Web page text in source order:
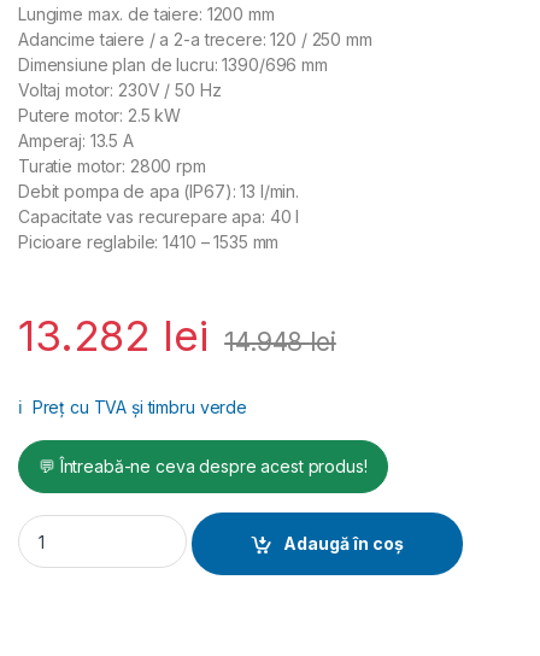
Lungime max. de taiere: 1200 mm
Adancime taiere / a 2-a trecere: 120 / 250 mm
Dimensiune plan de lucru: 1390/696 mm
Voltaj motor: 230V / 50 Hz
Putere motor: 2.5 kW
Amperaj: 13.5 A
Turatie motor: 2800 rpm
Debit pompa de apa (IP67): 13 l/min.
Capacitate vas recurepare apa: 40 l
Picioare reglabile: 1410 – 1535 mm
13.282 lei 14.948lei
ℹ️ Preț cu TVA și timbru verde
💬 Întreabă-ne ceva despre acest produs!
Masina electrica de taiat gresie si faianta C350 iPower, disc
Adaugă în coș